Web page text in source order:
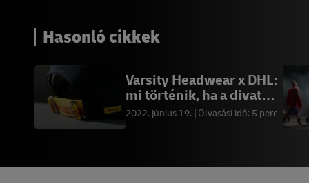
Hasonló cikkek
Varsity Headwear x DHL:
mi történik, ha a divat
lelassul?
2022. június 19. Olvasási idő: 5 perc